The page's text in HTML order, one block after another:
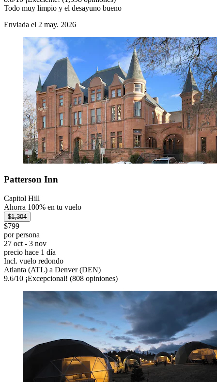
Todo muy limpio y el desayuno bueno
Enviada el 2 may. 2026
Patterson Inn
Capitol Hill
Ahorra 100% en tu vuelo
$1,304
$799
por persona
27 oct - 3 nov
precio hace 1 día
Incl. vuelo redondo
Atlanta (ATL) a Denver (DEN)
9.6/10 ¡Excepcional! (808 opiniones)